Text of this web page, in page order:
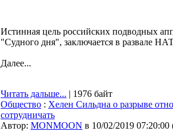
Истинная цель российских подводных
"Судного дня", заключается в развале
Далее...
Читать дальше... | 1976 байт
Общество : Хелен Сильдна о разрыве
сотрудничать
Автор: MONMOON в 10/02/2019 07:20:00